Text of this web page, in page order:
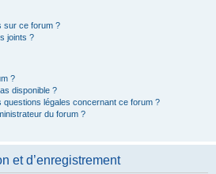
sur ce forum ?
joints ?
?
disponible ?
légales concernant ce forum ?
du forum ?
et d’enregistrement